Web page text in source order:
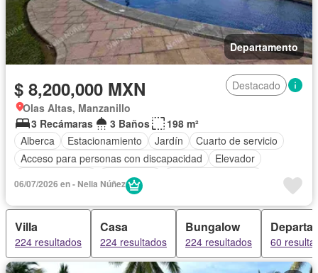
Departamento
$ 8,200,000 MXN
Destacado
Olas Altas, Manzanillo
3 Recámaras
3 Baños
198 m²
Alberca
Estacionamiento Jardín
Cuarto de servicio
Acceso para personas con discapacidad
Elevador
Electricidad
06/07/2026 en - Nelia Núñez
Villa
224 resultados
Casa
224 resultados
Bungalow
224 resultados 60